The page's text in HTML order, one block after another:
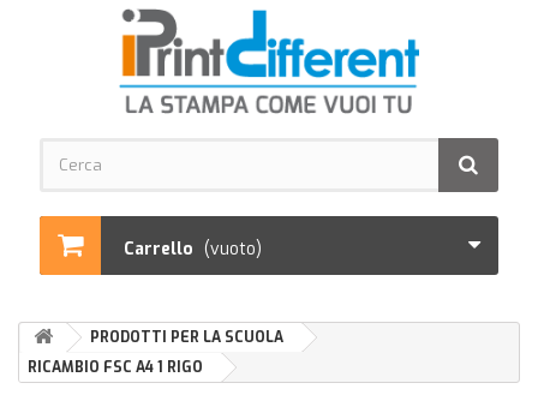
Carrello (vuoto)
PRODOTTI PER LA SCUOLA
RICAMBIO FSC A4 1 RIGO